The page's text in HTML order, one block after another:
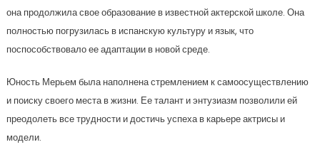
она продолжила свое образование в известной актерской школе. Она
полностью погрузилась в испанскую культуру и язык, что
поспособствовало ее адаптации в новой среде.
Юность Мерьем была наполнена стремлением к самоосуществлению
и поиску своего места в жизни. Ее талант и энтузиазм позволили ей
преодолеть все трудности и достичь успеха в карьере актрисы и
модели.